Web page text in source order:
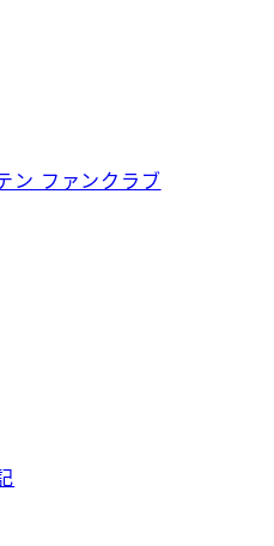
ン ファンクラブ